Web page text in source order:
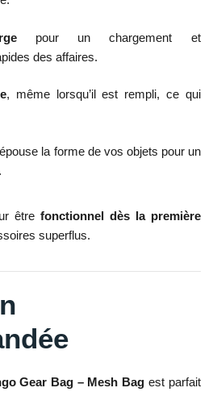
pour un chargement et
des affaires.
, même lorsqu’il est rempli, ce qui
la forme de vos objets pour un
être fonctionnel dès la première
superflus.
Gear Bag – Mesh Bag est parfait